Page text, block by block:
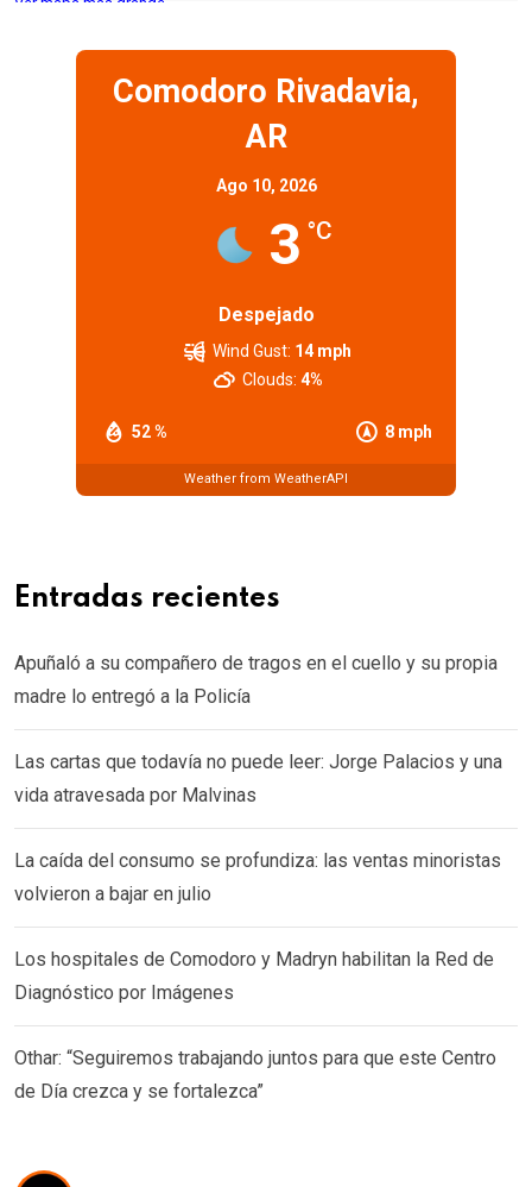
Comodoro Rivadavia,
AR
Ago 10, 2026
3 °C
Despejado
52 % 8 mph
Wind Gust: 14 mph
Clouds: 4%
Weather from WeatherAPI
Entradas recientes
Apuñaló a su compañero de tragos en el cuello y su propia
madre lo entregó a la Policía
Las cartas que todavía no puede leer: Jorge Palacios y una
vida atravesada por Malvinas
La caída del consumo se profundiza: las ventas minoristas
volvieron a bajar en julio
Los hospitales de Comodoro y Madryn habilitan la Red de
Diagnóstico por Imágenes
Othar: “Seguiremos trabajando juntos para que este Centro
de Día crezca y se fortalezca”